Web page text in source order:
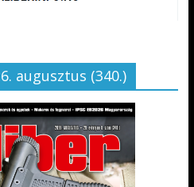
augusztus (340.)